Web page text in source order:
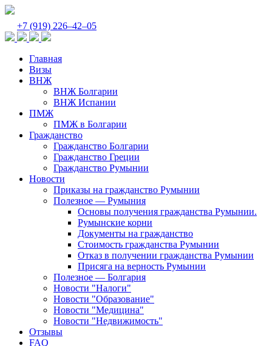
+7 (919) 226‒42‒05
Главная
Визы
ВНЖ
ВНЖ Болгарии
ВНЖ Испании
ПМЖ
ПМЖ в Болгарии
Гражданство
Гражданство Болгарии
Гражданство Греции
Гражданство Румынии
Новости
Приказы на гражданство Румынии
Полезное — Румыния
Основы получения гражданства Румынии.
Румынские корни
Документы на гражданство
Стоимость гражданства Румынии
Отказ в получении гражданства Румынии
Присяга на верность Румынии
Полезное — Болгария
Новости "Налоги"
Новости "Образование"
Новости "Медицина"
Новости "Недвижимость"
Отзывы
FAQ